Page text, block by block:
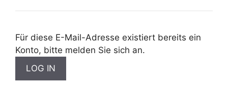
Für diese E-Mail-Adresse existiert bereits ein
Konto, bitte melden Sie sich an.